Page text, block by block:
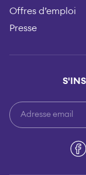
Offres d’emploi
Presse